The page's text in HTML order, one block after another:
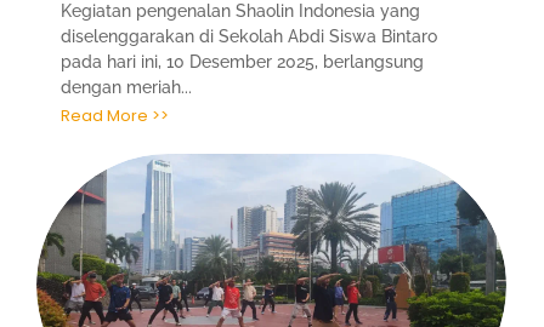
Kegiatan pengenalan Shaolin Indonesia yang
diselenggarakan di Sekolah Abdi Siswa Bintaro
pada hari ini, 10 Desember 2025, berlangsung
dengan meriah...
Read More >>